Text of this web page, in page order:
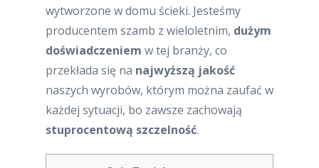
wytworzone w domu ścieki. Jesteśmy
producentem szamb z wieloletnim, dużym
doświadczeniem w tej branży, co
przekłada się na najwyższą jakość
naszych wyrobów, którym można zaufać w
każdej sytuacji, bo zawsze zachowają
stuprocentową szczelność.